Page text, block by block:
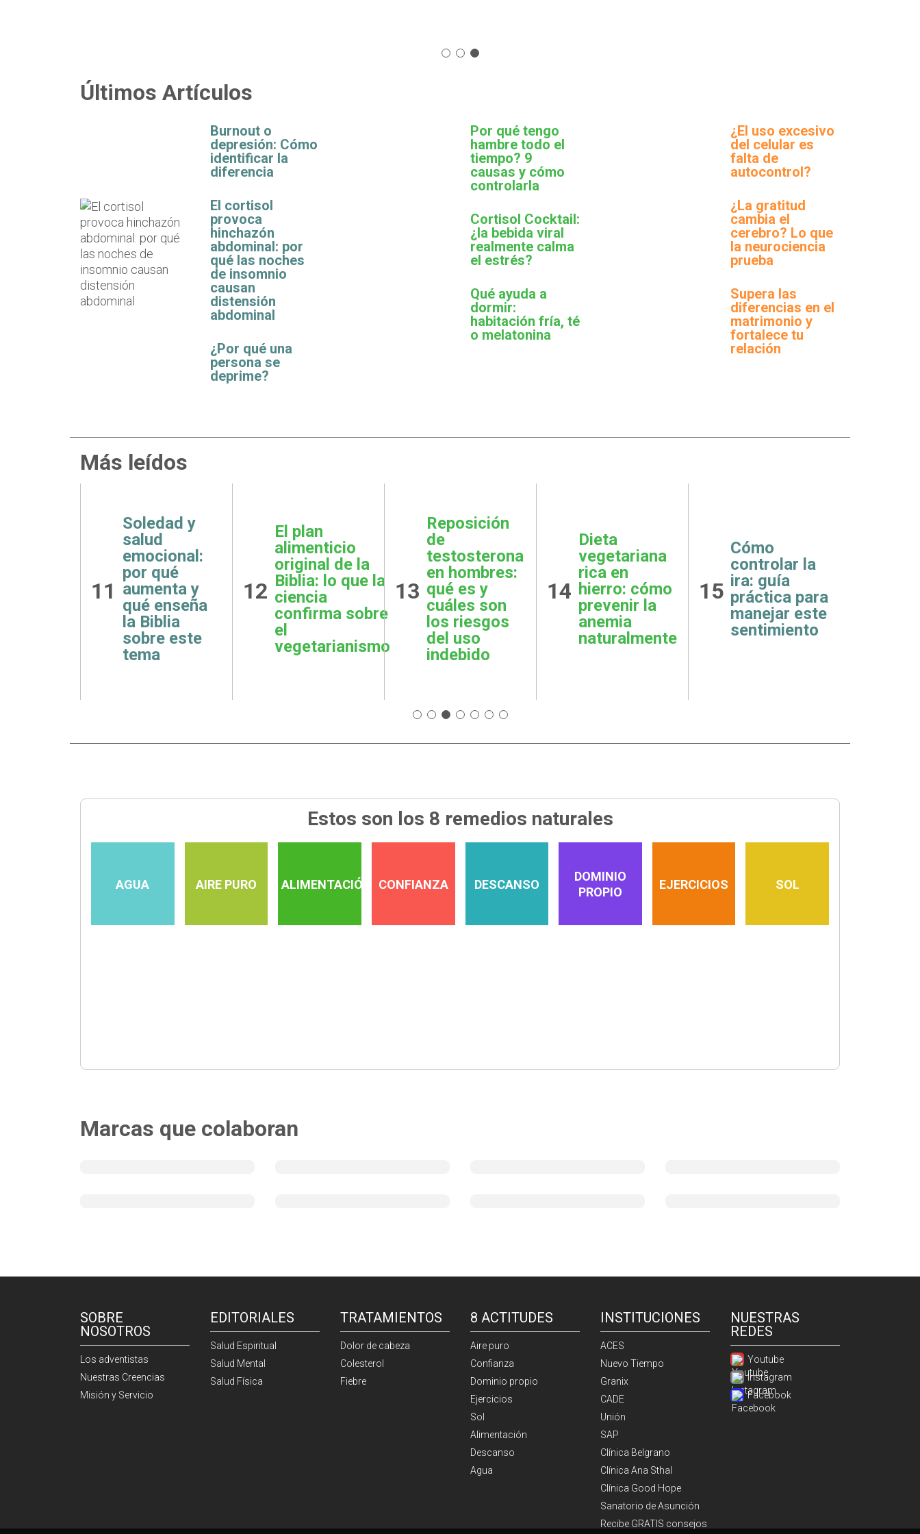
Últimos Artículos
Burnout o
depresión: Cómo
identificar la
diferencia
El cortisol
provoca
hinchazón
abdominal: por
qué las noches
de insomnio
causan
distensión
abdominal
¿Por qué una
persona se
deprime?
Por qué tengo
hambre todo el
tiempo? 9
causas y cómo
controlarla
Cortisol Cocktail:
¿la bebida viral
realmente calma
el estrés?
Qué ayuda a
dormir:
habitación fría, té
o melatonina
¿El uso excesivo
del celular es
falta de
autocontrol?
¿La gratitud
cambia el
cerebro? Lo que
la neurociencia
prueba
Supera las
diferencias en el
matrimonio y
fortalece tu
relación
Más leídos
11
Soledad y
salud
emocional:
por qué
aumenta y
qué enseña
la Biblia
sobre este
tema
12
El plan
alimenticio
original de la
Biblia: lo que la
ciencia
confirma sobre
el
vegetarianismo
13
Reposición
de
testosterona
en hombres:
qué es y
cuáles son
los riesgos
del uso
indebido
14
Dieta
vegetariana
rica en
hierro: cómo
prevenir la
anemia
naturalmente
15
Cómo
controlar la
ira: guía
práctica para
manejar este
sentimiento
Estos son los 8 remedios naturales
AGUA AIRE PURO ALIMENTACIÓN CONFIANZA DESCANSO
DOMINIO
PROPIO
EJERCICIOS SOL
Marcas que colaboran
SOBRE
NOSOTROS
Los adventistas
Nuestras Creencias
Misión y Servicio
EDITORIALES
Salud Espiritual
Salud Mental
Salud Física
TRATAMIENTOS
Dolor de cabeza
Colesterol
Fiebre
8 ACTITUDES
Aire puro
Confianza
Dominio propio
Ejercicios
Sol
Alimentación
Descanso
Agua
INSTITUCIONES
ACES
Nuevo Tiempo
Granix
CADE
Unión
SAP
Clínica Belgrano
Clínica Ana Sthal
Clínica Good Hope
Sanatorio de Asunción
Recibe GRATIS consejos
NUESTRAS
REDES
Youtube
Instagram
Facebook